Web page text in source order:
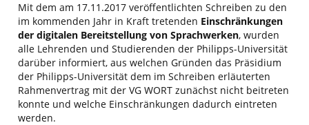
Mit dem am 17.11.2017 veröffentlichten Schreiben zu den
im kommenden Jahr in Kraft tretenden Einschränkungen
der digitalen Bereitstellung von Sprachwerken, wurden
alle Lehrenden und Studierenden der Philipps-Universität
darüber informiert, aus welchen Gründen das Präsidium
der Philipps-Universität dem im Schreiben erläuterten
Rahmenvertrag mit der VG WORT zunächst nicht beitreten
konnte und welche Einschränkungen dadurch eintreten
werden.